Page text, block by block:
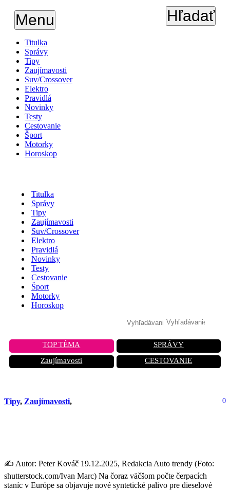
Menu Hľadať
Titulka
Správy
Tipy
Zaujímavosti
Suv/Crossover
Elektro
Pravidlá
Novinky
Testy
Cestovanie
Šport
Motorky
Horoskop
Titulka
Správy
Tipy
Zaujímavosti
Suv/Crossover
Elektro
Pravidlá
Novinky
Testy
Cestovanie
Šport
Motorky
Horoskop
TOP TÉMA
SPRÁVY
Zaujímavosti
CESTOVANIE
Tipy, Zaujímavosti, 0
✍️ Autor: Peter Kováč 19.12.2025, Redakcia Auto trendy (Foto:
shutterstock.com/Ivan Marc) Na čoraz väčšom počte čerpacích
staníc v Európe sa objavuje nové syntetické palivo pre dieselové